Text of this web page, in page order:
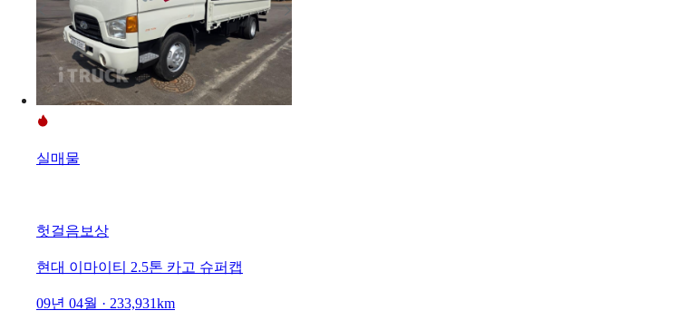
실매물
헛걸음보상
현대 이마이티 2.5톤 카고 슈퍼캡
09년 04월 · 233,931km